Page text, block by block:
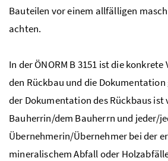
Bauteilen vor einem allfälligen
achten.
In derÖNORM B3151 ist die konkrete
den Rückbau und die Dokumentation
der Dokumentation des Rückbaus ist
Bauherrin/dem Bauherrn und jeder/
Übernehmerin/Übernehmer bei der
mineralischem Abfall oder